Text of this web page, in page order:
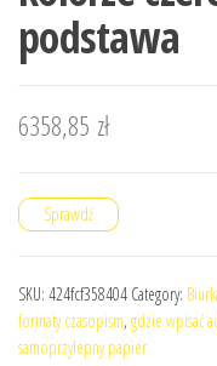
podstawa
6358,85 zł
Sprawdź
SKU: 424fcf358404 Category:
formaty czasopism, gdzie wpisać
samoprzylepny papier